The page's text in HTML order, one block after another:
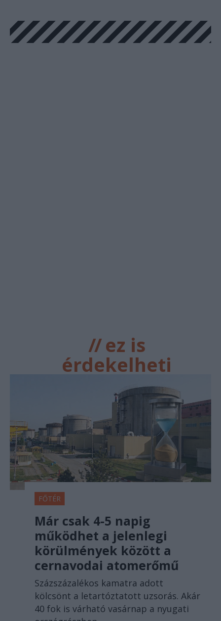
//ez is
érdekelheti
FŐTÉR
Már csak 4-5 napig
működhet a jelenlegi
körülmények között a
cernavodai atomerőmű
Százszázalékos kamatra adott
kölcsönt a letartóztatott uzsorás. Akár
40 fok is várható vasárnap a nyugati